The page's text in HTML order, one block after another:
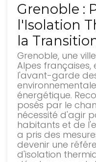
Grenoble :
l'Isolation
la
Grenoble, une
Alpes
l'avant-garde
énergétique.
posés par le
nécessité d'agir
habitants et de
a pris des
devenir une
d'isolation